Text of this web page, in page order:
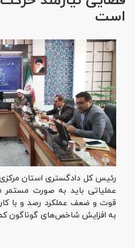
است
رئیس کل دادگستری استان
عملیاتی باید به صورت مستمر
قوت و ضعف عملکرد رصد و با
به افزایش شاخص‌های گوناگون